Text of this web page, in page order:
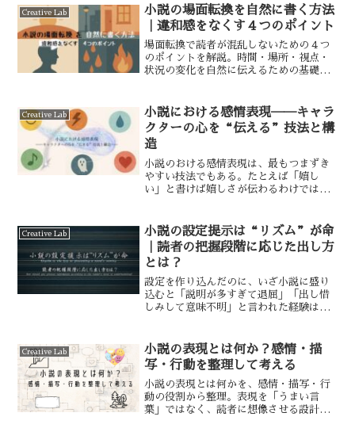
のように考えて、どのような書き方をし
ているかを紐解いていく。
Creative Lab
小説の場面転換を自然に書く方法
｜違和感をなくす４つのポイント
場面転換で読者が混乱しないための４つ
のポイントを解説。時間・場所・視点・
状況の変化を自然に伝えるための基礎と
Creative Lab
小説における感情表現──キャラ
クターの心を“伝える”技法と構
造
小説のおける感情表現は、最もつまずき
やすい技法でもある。たとえば「嬉し
い」と書けば嬉しさが伝わるわけではな
表現」という曖昧で繊細な領域を、構造
的に捉える視点を整理する。
Creative Lab
小説の設定提示は“リズム”が命
｜読者の把握段階に応じた出し方
とは？
設定を作り込んだのに、いざ小説に盛り
込むと「説明が多すぎて退屈」「出し惜
しみして意味不明」と言われた経験はあ
記事では、設定提示の“タイミング設計
論”を検証していく。
Creative Lab
小説の表現とは何か？感情・描
写・行動を整理して考える
小説の表現とは何かを、感情・描写・行
動の役割から整理。表現を「うまい言
葉」ではなく、読者に想像させる設計と